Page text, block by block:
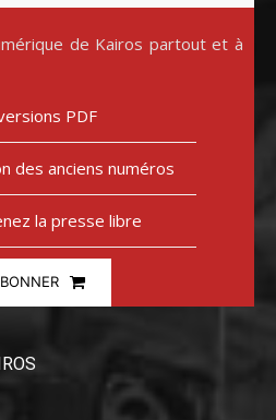
de Kairos partout et à
PDF
des anciens numéros
la presse libre